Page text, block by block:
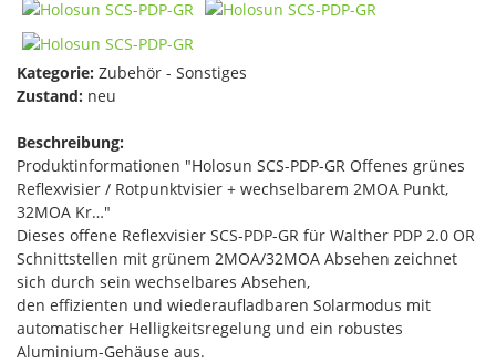
Kategorie: Zubehör - Sonstiges
Zustand: neu
Beschreibung:
Produktinformationen "Holosun SCS-PDP-GR Offenes grünes
Reflexvisier / Rotpunktvisier + wechselbarem 2MOA Punkt,
32MOA Kr…"
Dieses offene Reflexvisier SCS-PDP-GR für Walther PDP 2.0 OR
Schnittstellen mit grünem 2MOA/32MOA Absehen zeichnet
sich durch sein wechselbares Absehen,
den effizienten und wiederaufladbaren Solarmodus mit
automatischer Helligkeitsregelung und ein robustes
Aluminium-Gehäuse aus.